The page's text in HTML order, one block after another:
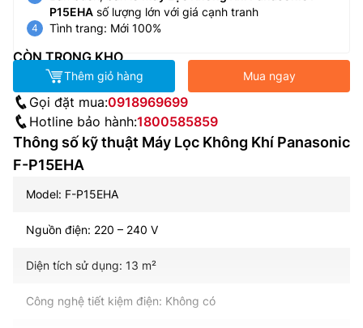
P15EHA số lượng lớn với giá cạnh tranh
Tình trang: Mới 100%
CÒN TRONG KHO
Thêm giỏ hàng Mua ngay
Gọi đặt mua:0918969699
Hotline bảo hành:1800585859
Thông số kỹ thuật Máy Lọc Không Khí Panasonic
F-P15EHA
Model: F-P15EHA
Nguồn điện: 220 – 240 V
Diện tích sử dụng: 13 m²
Công nghệ tiết kiệm điện: Không có